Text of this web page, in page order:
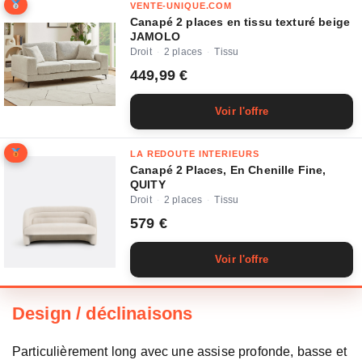
VENTE-UNIQUE.COM
Canapé 2 places en tissu texturé beige
JAMOLO
Droit · 2 places · Tissu
449,99 €
Voir l'offre
LA REDOUTE INTERIEURS
Canapé 2 Places, En Chenille Fine,
QUITY
Droit · 2 places · Tissu
579 €
Voir l'offre
Design / déclinaisons
Particulièrement long avec une assise profonde, basse et